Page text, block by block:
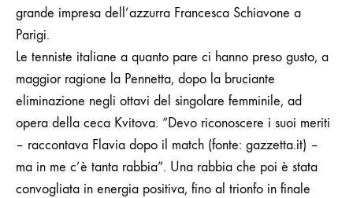
grande impresa dell’azzurra Francesca Schiavone a
Parigi.
Le tenniste italiane a quanto pare ci hanno preso gusto, a
maggior ragione la Pennetta, dopo la bruciante
eliminazione negli ottavi del singolare femminile, ad
opera della ceca Kvitova. “Devo riconoscere i suoi meriti
– raccontava Flavia dopo il match (fonte: gazzetta.it) –
ma in me c’è tanta rabbia”. Una rabbia che poi è stata
convogliata in energia positiva, fino al trionfo in finale